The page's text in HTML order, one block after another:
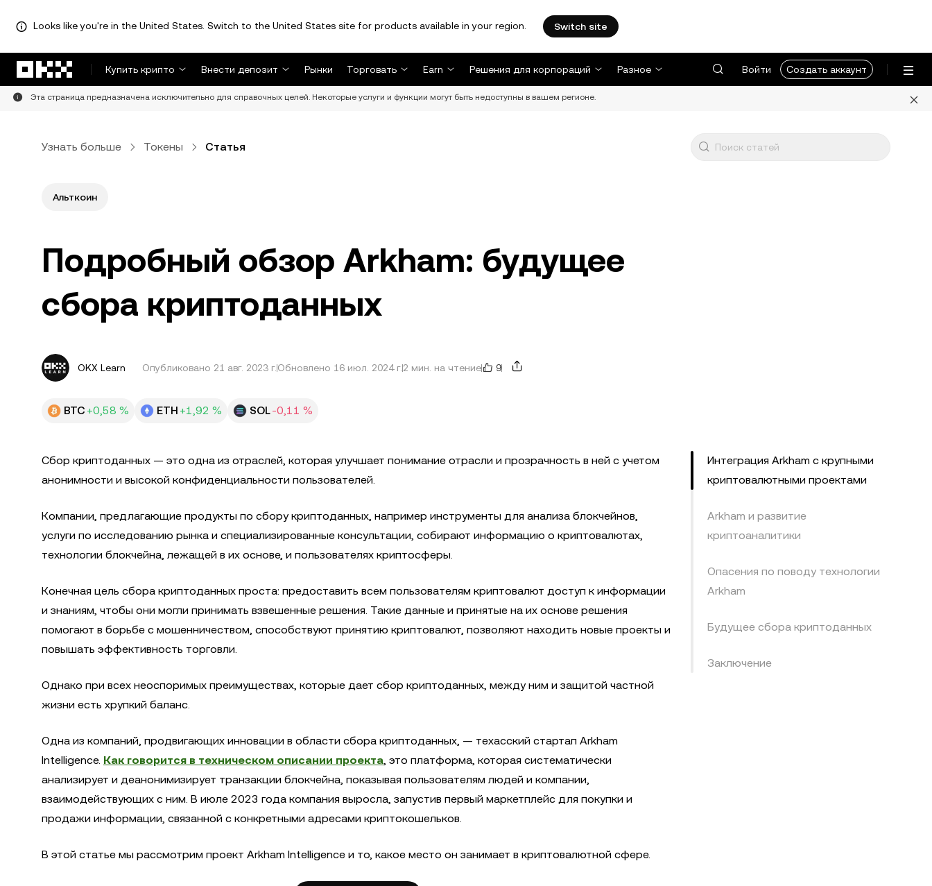
Looks like you're in the United States. Switch to the United States site for products available in your region. Switch site
Купить крипто
Внести депозит Рынки Торговать Earn Решения для корпораций Разное Войти Создать аккаунт
Эта страница предназначена исключительно для справочных целей. Некоторые услуги и функции могут быть недоступны в вашем регионе.
Узнать больше Токены Статья
Альткоин
Подробный обзор Arkham: будущее
сбора криптоданных
OKX Learn Опубликовано 21 авг. 2023 г. Обновлено 16 июл. 2024 г. 2 мин. на чтение 9
BTC +0,58 % ETH +1,92 % SOL-0,11 %
Сбор криптоданных — это одна из отраслей, которая улучшает понимание отрасли и прозрачность в ней с учетом
анонимности и высокой конфиденциальности пользователей.
Компании, предлагающие продукты по сбору криптоданных, например инструменты для анализа блокчейнов,
услуги по исследованию рынка и специализированные консультации, собирают информацию о криптовалютах,
технологии блокчейна, лежащей в их основе, и пользователях криптосферы.
Конечная цель сбора криптоданных проста: предоставить всем пользователям криптовалют доступ к информации
и знаниям, чтобы они могли принимать взвешенные решения. Такие данные и принятые на их основе решения
помогают в борьбе с мошенничеством, способствуют принятию криптовалют, позволяют находить новые проекты и
повышать эффективность торговли.
Однако при всех неоспоримых преимуществах, которые дает сбор криптоданных, между ним и защитой частной
жизни есть хрупкий баланс.
Одна из компаний, продвигающих инновации в области сбора криптоданных, — техасский стартап Arkham
Intelligence. Как говорится в техническом описании проекта, это платформа, которая систематически
анализирует и деанонимизирует транзакции блокчейна, показывая пользователям людей и компании,
взаимодействующих с ним. В июле 2023 года компания выросла, запустив первый маркетплейс для покупки и
продажи информации, связанной с конкретными адресами криптокошельков.
В этой статье мы рассмотрим проект Arkham Intelligence и то, какое место он занимает в криптовалютной сфере.
Интеграция Arkham с крупными
криптовалютными проектами
Arkham и развитие
криптоаналитики
Опасения по поводу технологии
Arkham
Будущее сбора криптоданных
Заключение